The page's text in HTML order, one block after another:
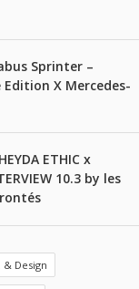
Sprinter –
Edition X Mercedes-
ETHIC x
10.3 by les
& Design